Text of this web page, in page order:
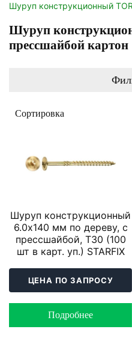
Шуруп конструкционный
Шуруп
прессшайбой картон
Шуруп конструкционный
6.0х140 мм по дереву, с
прессшайбой, T30 (100
шт в карт. уп.) STARFIX
ЦЕНА ПО ЗАПРОСУ
Подробнее